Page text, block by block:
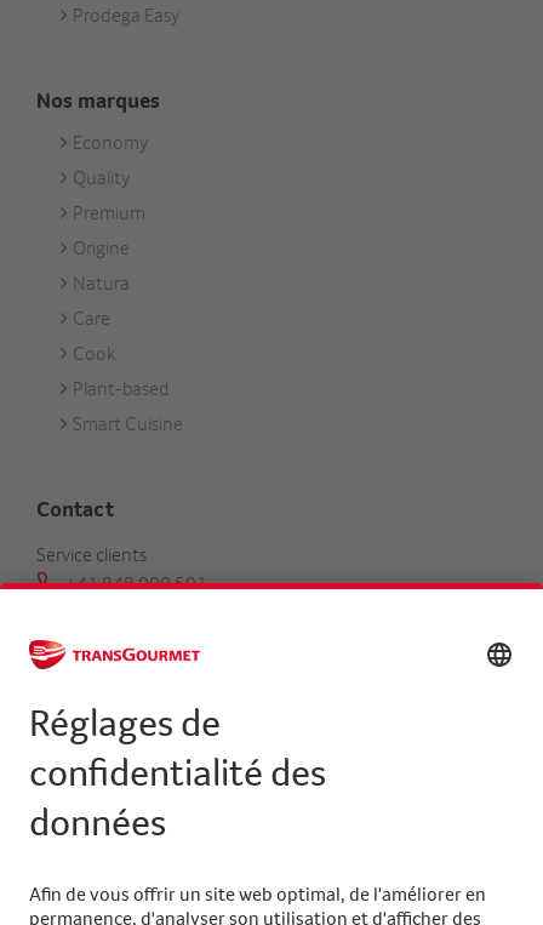
Prodega Easy
Nos marques
Footer
Unsere
Marken
Economy
Quality
Premium
Origine
Natura
Care
Cook
Plant-based
Smart Cuisine
Contact
Service clients
+41 848 000 501
Trouver un conseiller clientèle
Centrale
+41 31 858 48 48
info@transgourmet.ch
your
language